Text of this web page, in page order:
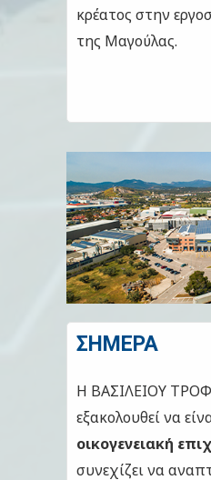
κρέατος στην
της Μαγούλας.
ΣΗΜΕΡΑ
Η ΒΑΣΙΛΕΙΟΥ
εξακολουθεί να
οικογενειακή
συνεχίζει να